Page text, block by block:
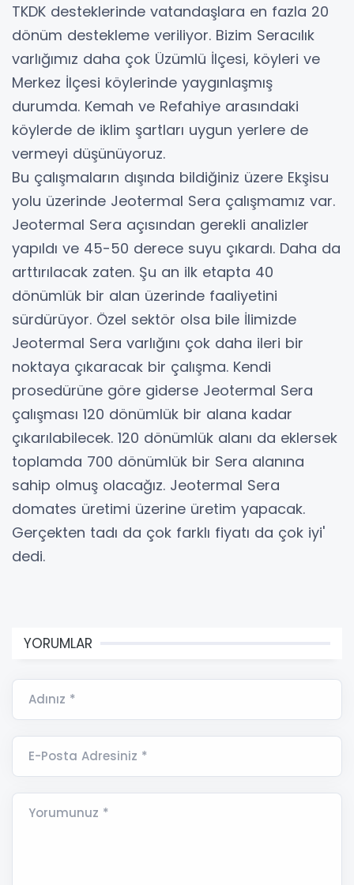
TKDK desteklerinde vatandaşlara en fazla 20
dönüm destekleme veriliyor. Bizim Seracılık
varlığımız daha çok Üzümlü İlçesi, köyleri ve
Merkez İlçesi köylerinde yaygınlaşmış
durumda. Kemah ve Refahiye arasındaki
köylerde de iklim şartları uygun yerlere de
vermeyi düşünüyoruz.
Bu çalışmaların dışında bildiğiniz üzere Ekşisu
yolu üzerinde Jeotermal Sera çalışmamız var.
Jeotermal Sera açısından gerekli analizler
yapıldı ve 45-50 derece suyu çıkardı. Daha da
arttırılacak zaten. Şu an ilk etapta 40
dönümlük bir alan üzerinde faaliyetini
sürdürüyor. Özel sektör olsa bile İlimizde
Jeotermal Sera varlığını çok daha ileri bir
noktaya çıkaracak bir çalışma. Kendi
prosedürüne göre giderse Jeotermal Sera
çalışması 120 dönümlük bir alana kadar
çıkarılabilecek. 120 dönümlük alanı da eklersek
toplamda 700 dönümlük bir Sera alanına
sahip olmuş olacağız. Jeotermal Sera
domates üretimi üzerine üretim yapacak.
Gerçekten tadı da çok farklı fiyatı da çok iyi'
dedi.
YORUMLAR
Adınız *
E-Posta Adresiniz *
Yorumunuz *